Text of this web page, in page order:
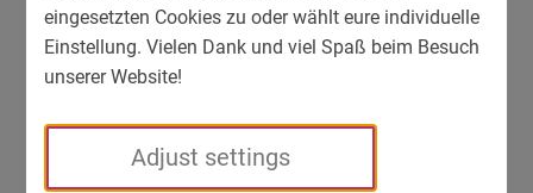
eingesetzten Cookies zu oder wählt eure individuelle
Einstellung. Vielen Dank und viel Spaß beim Besuch
unserer Website!
Adjust settings